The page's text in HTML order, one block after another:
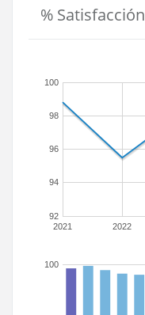
% Satisfacción
2021 2022
92
94
96
98
100
100